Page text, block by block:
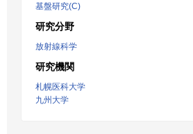
基盤研究(C)
研究分野
放射線科学
研究機関
札幌医科大学
九州大学